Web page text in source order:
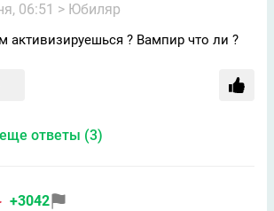
06:51 > Юбиляр
активизируешься ? Вампир что ли ?
ответы (3)
+3042